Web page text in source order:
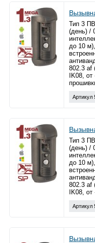
Тип 3
(день) /
до 10
802.3 af
IK08,
Артикул
Тип 3
(день) /
до 10
802.3 af
IK08,
Артикул